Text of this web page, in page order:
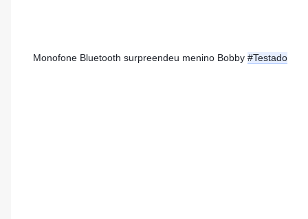
Monofone Bluetooth surpreendeu menino Bobby #Testado